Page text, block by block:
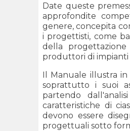
Date queste
approfondite
genere, concepita
i progettisti, come
della
produttori di impianti
Il Manuale illustra
soprattutto i suoi
partendo
caratteristiche di
devono essere
progettuali sotto